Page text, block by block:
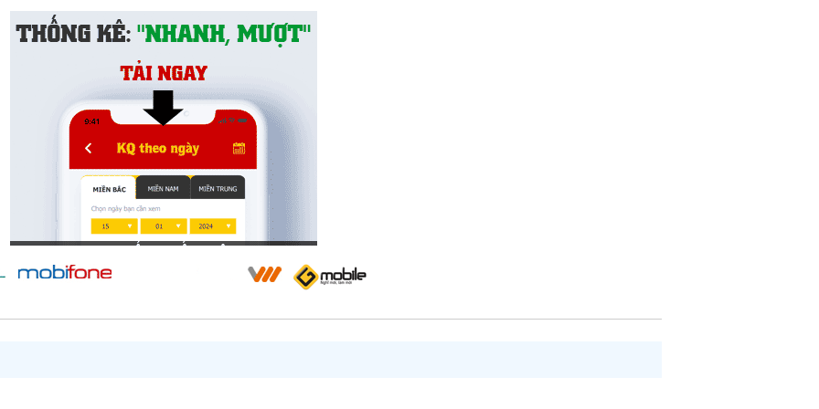
anh vẫn ôm nhiều
ấm em nào hiểu thấu
trong anh ngỡ là phai
ta về bên nhau mình yêu
ta đắm say còn thổn